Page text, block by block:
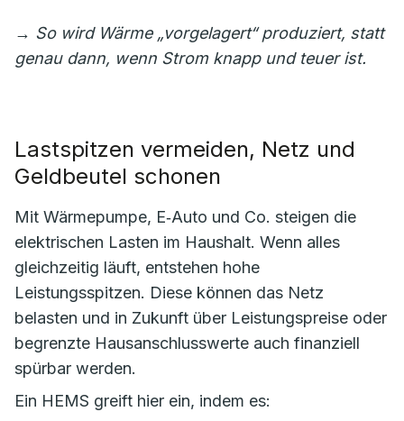
→ So wird Wärme „vorgelagert“ produziert, statt
genau dann, wenn Strom knapp und teuer ist.
Lastspitzen vermeiden, Netz und
Geldbeutel schonen
Mit Wärmepumpe, E‑Auto und Co. steigen die
elektrischen Lasten im Haushalt. Wenn alles
gleichzeitig läuft, entstehen hohe
Leistungsspitzen. Diese können das Netz
belasten und in Zukunft über Leistungspreise oder
begrenzte Hausanschlusswerte auch finanziell
spürbar werden.
Ein HEMS greift hier ein, indem es: